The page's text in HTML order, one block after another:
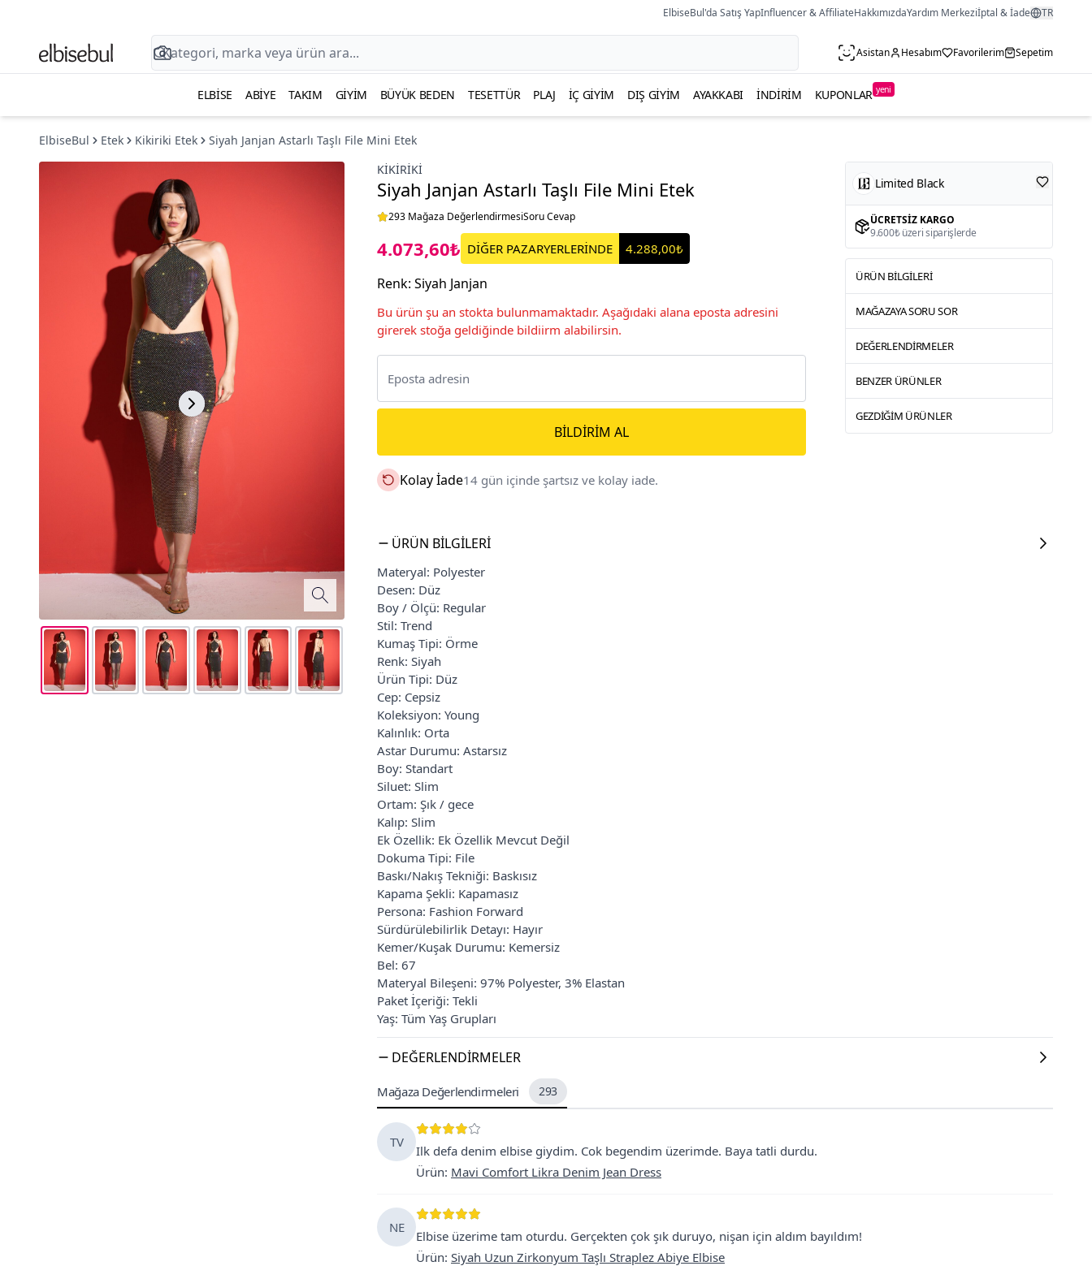
ElbiseBul'da Satış YapInfluencer & AffiliateHakkımızdaYardım Merkeziİptal & İade TR
Asistan Hesabım Favorilerim Sepetim
ELBISE ABIYE TAKIM GIYIM BÜYÜK BEDEN TESETTÜR PLAJ İÇ GIYIM DIŞ GIYIM AYAKKABI İNDIRIM KUPONLAR yeni
ElbiseBul Etek Kikiriki Etek
Siyah Janjan Astarlı Taşlı File Mini Etek
KIKIRIKI
Siyah Janjan Astarlı Taşlı File Mini Etek
293 Mağaza DeğerlendirmesiSoru Cevap
4.073,60₺ DİĞER PAZARYERLERİNDE 4.288,00₺
Renk: Siyah Janjan
Bu ürün şu an stokta bulunmamaktadır. Aşağıdaki alana eposta adresini
girerek stoğa geldiğinde bildiirm alabilirsin.
BILDIRIM AL
Kolay İade14 gün içinde şartsız ve kolay iade.
Limited Black
ÜCRETSIZ KARGO
9.600₺ üzeri siparişlerde
ÜRÜN BILGILERI
MAĞAZAYA SORU SOR
DEĞERLENDIRMELER
BENZER ÜRÜNLER
GEZDIĞIM ÜRÜNLER
ÜRÜN BILGILERI
Materyal: Polyester
Desen: Düz
Boy / Ölçü: Regular
Stil: Trend
Kumaş Tipi: Örme
Renk: Siyah
Ürün Tipi: Düz
Cep: Cepsiz
Koleksiyon: Young
Kalınlık: Orta
Astar Durumu: Astarsız
Boy: Standart
Siluet: Slim
Ortam: Şık / gece
Kalıp: Slim
Ek Özellik: Ek Özellik Mevcut Değil
Dokuma Tipi: File
Baskı/Nakış Tekniği: Baskısız
Kapama Şekli: Kapamasız
Persona: Fashion Forward
Sürdürülebilirlik Detayı: Hayır
Kemer/Kuşak Durumu: Kemersiz
Bel: 67
Materyal Bileşeni: 97% Polyester, 3% Elastan
Paket İçeriği: Tekli
Yaş: Tüm Yaş Grupları
DEĞERLENDIRMELER
Mağaza Değerlendirmeleri 293
TV
Ilk defa denim elbise giydim. Cok begendim üzerimde. Baya tatli durdu.
Ürün: Mavi Comfort Likra Denim Jean Dress
NE
Elbise üzerime tam oturdu. Gerçekten çok şık duruyo, nişan için aldım bayıldım!
Ürün: Siyah Uzun Zirkonyum Taşlı Straplez Abiye Elbise